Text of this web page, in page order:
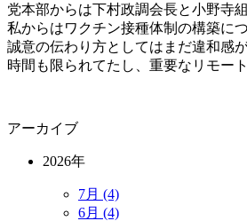
党本部からは下村政調会長と小野寺
私からはワクチン接種体制の構築に
誠意の伝わり方としてはまだ違和感
時間も限られてたし、重要なリモー
アーカイブ
2026年
7月 (4)
6月 (4)